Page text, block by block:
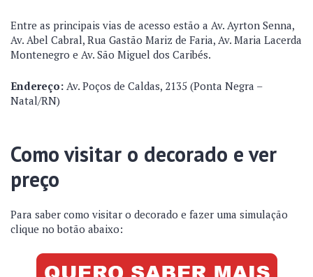
Entre as principais vias de acesso estão a Av. Ayrton Senna,
Av. Abel Cabral, Rua Gastão Mariz de Faria, Av. Maria Lacerda
Montenegro e Av. São Miguel dos Caribés.
Endereço: Av. Poços de Caldas, 2135 (Ponta Negra –
Natal/RN)
Como visitar o decorado e ver
preço
Para saber como visitar o decorado e fazer uma simulação
clique no botão abaixo: